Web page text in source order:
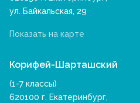
ул. Байкальская, 29
Показать на карте
Корифей-Шарташский
(1-7 классы)
620100 г. Екатеринбург,